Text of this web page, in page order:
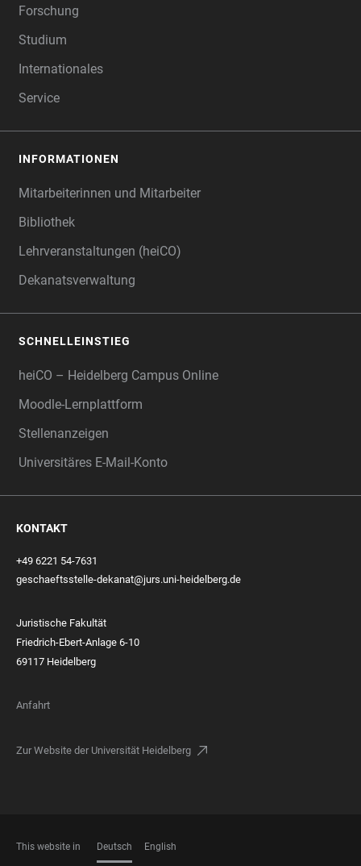
Forschung
Studium
Internationales
Service
INFORMATIONEN
Mitarbeiterinnen und Mitarbeiter
Bibliothek
Lehrveranstaltungen (heiCO)
Dekanatsverwaltung
SCHNELLEINSTIEG
heiCO – Heidelberg Campus Online
Moodle-Lernplattform
Stellenanzeigen
Universitäres E-Mail-Konto
KONTAKT
+49 6221 54-7631
geschaeftsstelle-dekanat@jurs.uni-heidelberg.de
Juristische Fakultät
Friedrich-Ebert-Anlage 6-10
69117 Heidelberg
Anfahrt
Zur Website der Universität Heidelberg
This website in Deutsch English